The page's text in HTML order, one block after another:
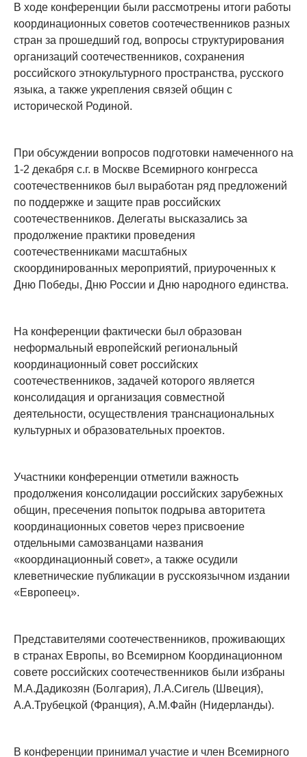
В ходе конференции были рассмотрены итоги работы
координационных советов соотечественников разных
стран за прошедший год, вопросы структурирования
организаций соотечественников, сохранения
российского этнокультурного пространства, русского
языка, а также укрепления связей общин с
исторической Родиной.
При обсуждении вопросов подготовки намеченного на
1-2 декабря с.г. в Москве Всемирного конгресса
соотечественников был выработан ряд предложений
по поддержке и защите прав российских
соотечественников. Делегаты высказались за
продолжение практики проведения
соотечественниками масштабных
скоординированных мероприятий, приуроченных к
Дню Победы, Дню России и Дню народного единства.
На конференции фактически был образован
неформальный европейский региональный
координационный совет российских
соотечественников, задачей которого является
консолидация и организация совместной
деятельности, осуществления транснациональных
культурных и образовательных проектов.
Участники конференции отметили важность
продолжения консолидации российских зарубежных
общин, пресечения попыток подрыва авторитета
координационных советов через присвоение
отдельными самозванцами названия
«координационный совет», а также осудили
клеветнические публикации в русскоязычном издании
«Европеец».
Представителями соотечественников, проживающих
в странах Европы, во Всемирном Координационном
совете российских соотечественников были избраны
М.А.Дадикозян (Болгария), Л.А.Сигель (Швеция),
А.А.Трубецкой (Франция), А.М.Файн (Нидерланды).
В конференции принимал участие и член Всемирного